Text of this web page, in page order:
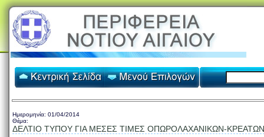
Ημερομηνία: 01/04/2014
Θέμα:
ΔΕΛΤΙΟ ΤΥΠΟΥ ΓΙΑ ΜΕΣΕΣ ΤΙΜΕΣ ΟΠΩΡΟΛΑΧΑΝΙΚΩΝ-ΚΡΕΑΤΩΝ